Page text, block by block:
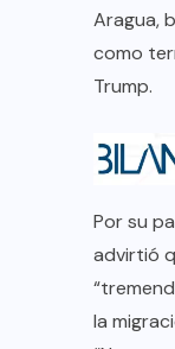
Aragua,
como
Trump.
Por su
advirtió
la